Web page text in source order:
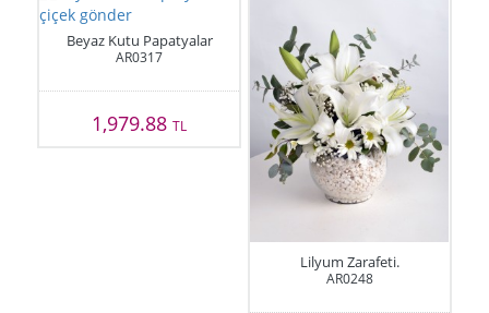
Beyaz Kutu Papatyalar
AR0317
1,979.88TL
Lilyum Zarafeti.
AR0248